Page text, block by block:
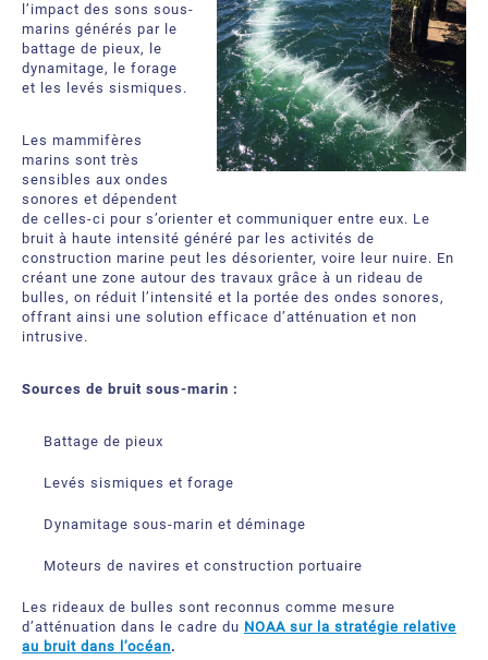
l’impact des sons sous-
marins générés par le
battage de pieux, le
dynamitage, le forage
et les levés sismiques.
Les mammifères
marins sont très
sensibles aux ondes
sonores et dépendent
de celles-ci pour s’orienter et communiquer entre eux. Le
bruit à haute intensité généré par les activités de
construction marine peut les désorienter, voire leur nuire. En
créant une zone autour des travaux grâce à un rideau de
bulles, on réduit l’intensité et la portée des ondes sonores,
offrant ainsi une solution efficace d’atténuation et non
intrusive.
Sources de bruit sous-marin :
Battage de pieux
Levés sismiques et forage
Dynamitage sous-marin et déminage
Moteurs de navires et construction portuaire
Les rideaux de bulles sont reconnus comme mesure
d’atténuation dans le cadre du NOAA sur la stratégie relative
au bruit dans l’océan.